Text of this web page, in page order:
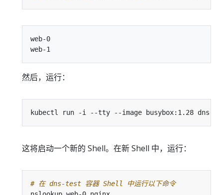
web-0
然后，运行：
kubectl run -i --tty --image busybox:1.28 dns-
这将启动一个新的 Shell。在新 Shell 中，运行：
# 在 dns-test 容器 Shell 中运行以下命令